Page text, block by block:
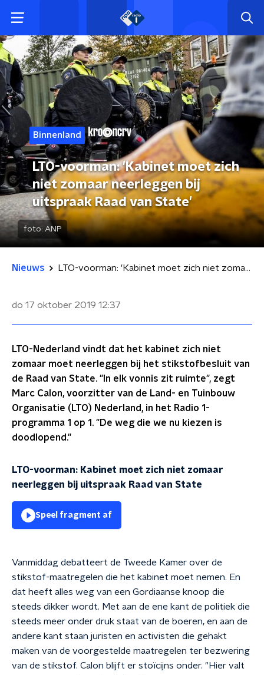
Binnenland
LTO-voorman: 'Kabinet moet zich
niet zomaar neerleggen bij
uitspraak Raad van State'
foto: ANP
Nieuws LTO-voorman: 'Kabinet moet zich niet zomaar neerleggen bij uitspraak Raad van State'
do 17 oktober 2019 12:37
LTO-Nederland vindt dat het kabinet zich niet
zomaar moet neerleggen bij het stikstofbesluit van
de Raad van State. "In elk vonnis zit ruimte", zegt
Marc Calon, voorzitter van de Land- en Tuinbouw
Organisatie (LTO) Nederland, in het Radio 1-
programma 1 op 1. "De weg die we nu kiezen is
doodlopend."
LTO-voorman: Kabinet moet zich niet zomaar
neerleggen bij uitspraak Raad van State
Speel fragment af
Vanmiddag debatteert de Tweede Kamer over de
stikstof-maatregelen die het kabinet moet nemen. En
dat heeft alles weg van een Gordiaanse knoop die
steeds dikker wordt. Met aan de ene kant de politiek die
steeds meer onder druk staat van de boeren, en aan de
andere kant staan juristen en activisten die gehakt
maken van de voorgestelde maatregelen ter bezwering
van de stikstof. Calon blijft er stoïcijns onder. "Hier valt